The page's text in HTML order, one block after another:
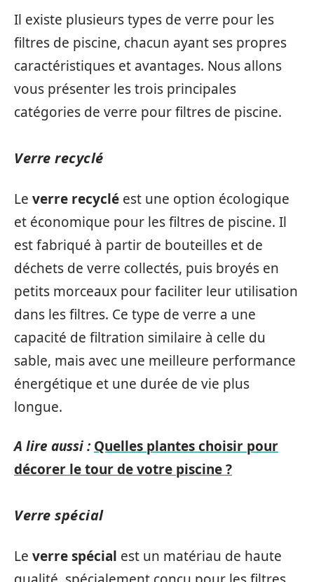
Il existe plusieurs types de verre pour les
filtres de piscine, chacun ayant ses propres
caractéristiques et avantages. Nous allons
vous présenter les trois principales
catégories de verre pour filtres de piscine.
Verre recyclé
Le verre recyclé est une option écologique
et économique pour les filtres de piscine. Il
est fabriqué à partir de bouteilles et de
déchets de verre collectés, puis broyés en
petits morceaux pour faciliter leur utilisation
dans les filtres. Ce type de verre a une
capacité de filtration similaire à celle du
sable, mais avec une meilleure performance
énergétique et une durée de vie plus
longue.
A lire aussi : Quelles plantes choisir pour
décorer le tour de votre piscine ?
Verre spécial
Le verre spécial est un matériau de haute